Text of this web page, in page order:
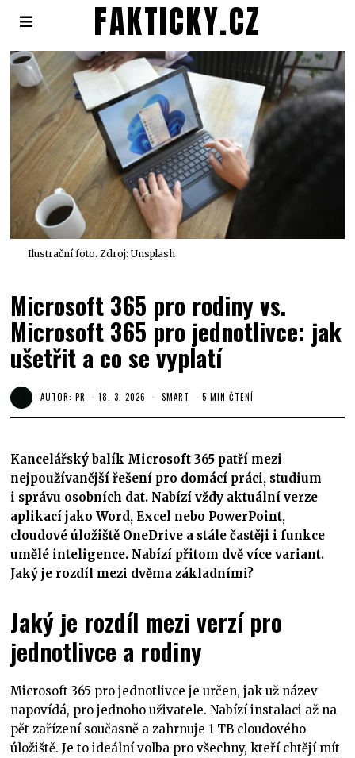
FAKTICKY.CZ
Ilustrační foto. Zdroj: Unsplash
Microsoft 365 pro rodiny vs.
Microsoft 365 pro jednotlivce: jak
ušetřit a co se vyplatí
AUTOR:PR 18. 3. 2026 SMART 5 MIN ČTENÍ
Kancelářský balík Microsoft 365 patří mezi
nejpoužívanější řešení pro domácí práci, studium
i správu osobních dat. Nabízí vždy aktuální verze
aplikací jako Word, Excel nebo PowerPoint,
cloudové úložiště OneDrive a stále častěji i funkce
umělé inteligence. Nabízí přitom dvě více variant.
Jaký je rozdíl mezi dvěma základními?
Jaký je rozdíl mezi verzí pro
jednotlivce a rodiny
Microsoft 365 pro jednotlivce je určen, jak už název
napovídá, pro jednoho uživatele. Nabízí instalaci až na
pět zařízení současně a zahrnuje 1 TB cloudového
úložiště. Je to ideální volba pro všechny, kteří chtějí mít